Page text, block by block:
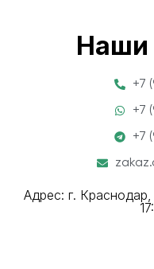
Наши
+7
+7
+7
Адрес: г.